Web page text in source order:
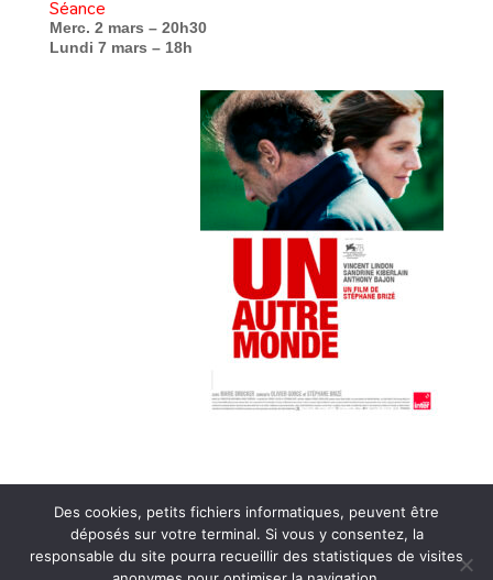
Séance
Merc. 2 mars – 20h30
Lundi 7 mars – 18h
Cinéma le clap vercors 2021 © – Tous droits réservés |
Des cookies, petits fichiers informatiques, peuvent être
déposés sur votre terminal. Si vous y consentez, la
responsable du site pourra recueillir des statistiques de visites